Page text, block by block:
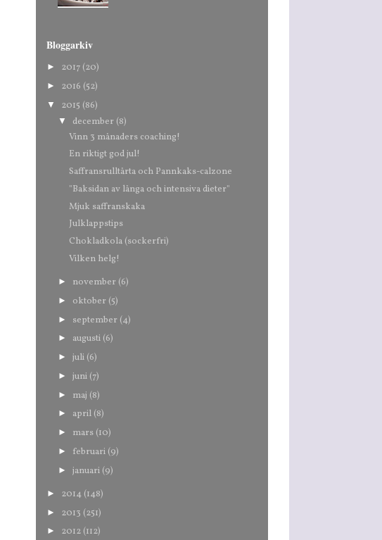
Bloggarkiv
► 2017 (20)
► 2016 (52)
▼ 2015 (86)
▼ december (8)
Vinn 3 månaders coaching!
En riktigt god jul!
Saffransrulltårta och Pannkaks-calzone
"Baksidan av långa och intensiva dieter"
Mjuk saffranskaka
Julklappstips
Chokladkola (sockerfri)
Vilken helg!
► november (6)
► oktober (5)
► september (4)
► augusti (6)
► juli (6)
► juni (7)
► maj (8)
► april (8)
► mars (10)
► februari (9)
► januari (9)
► 2014 (148)
► 2013 (251)
► 2012 (112)